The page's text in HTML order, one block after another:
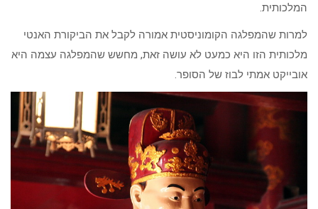
המלכותית.
למרות שהמפלגה הקומוניסטית אמורה לקבל את הביקורת האנטי
מלכותית הזו היא כמעט לא עושה זאת, מחשש שהמפלגה עצמה היא
אובייקט אמתי לבוז של הסופר.